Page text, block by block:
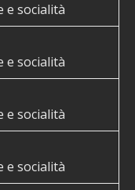
e socialità
e socialità
e socialità
e socialità